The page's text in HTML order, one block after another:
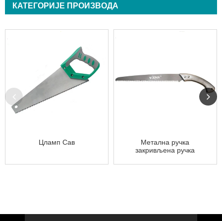
КАТЕГОРИЈЕ ПРОИЗВОДА
Цламп Сав
Метална ручка
закривљена ручка